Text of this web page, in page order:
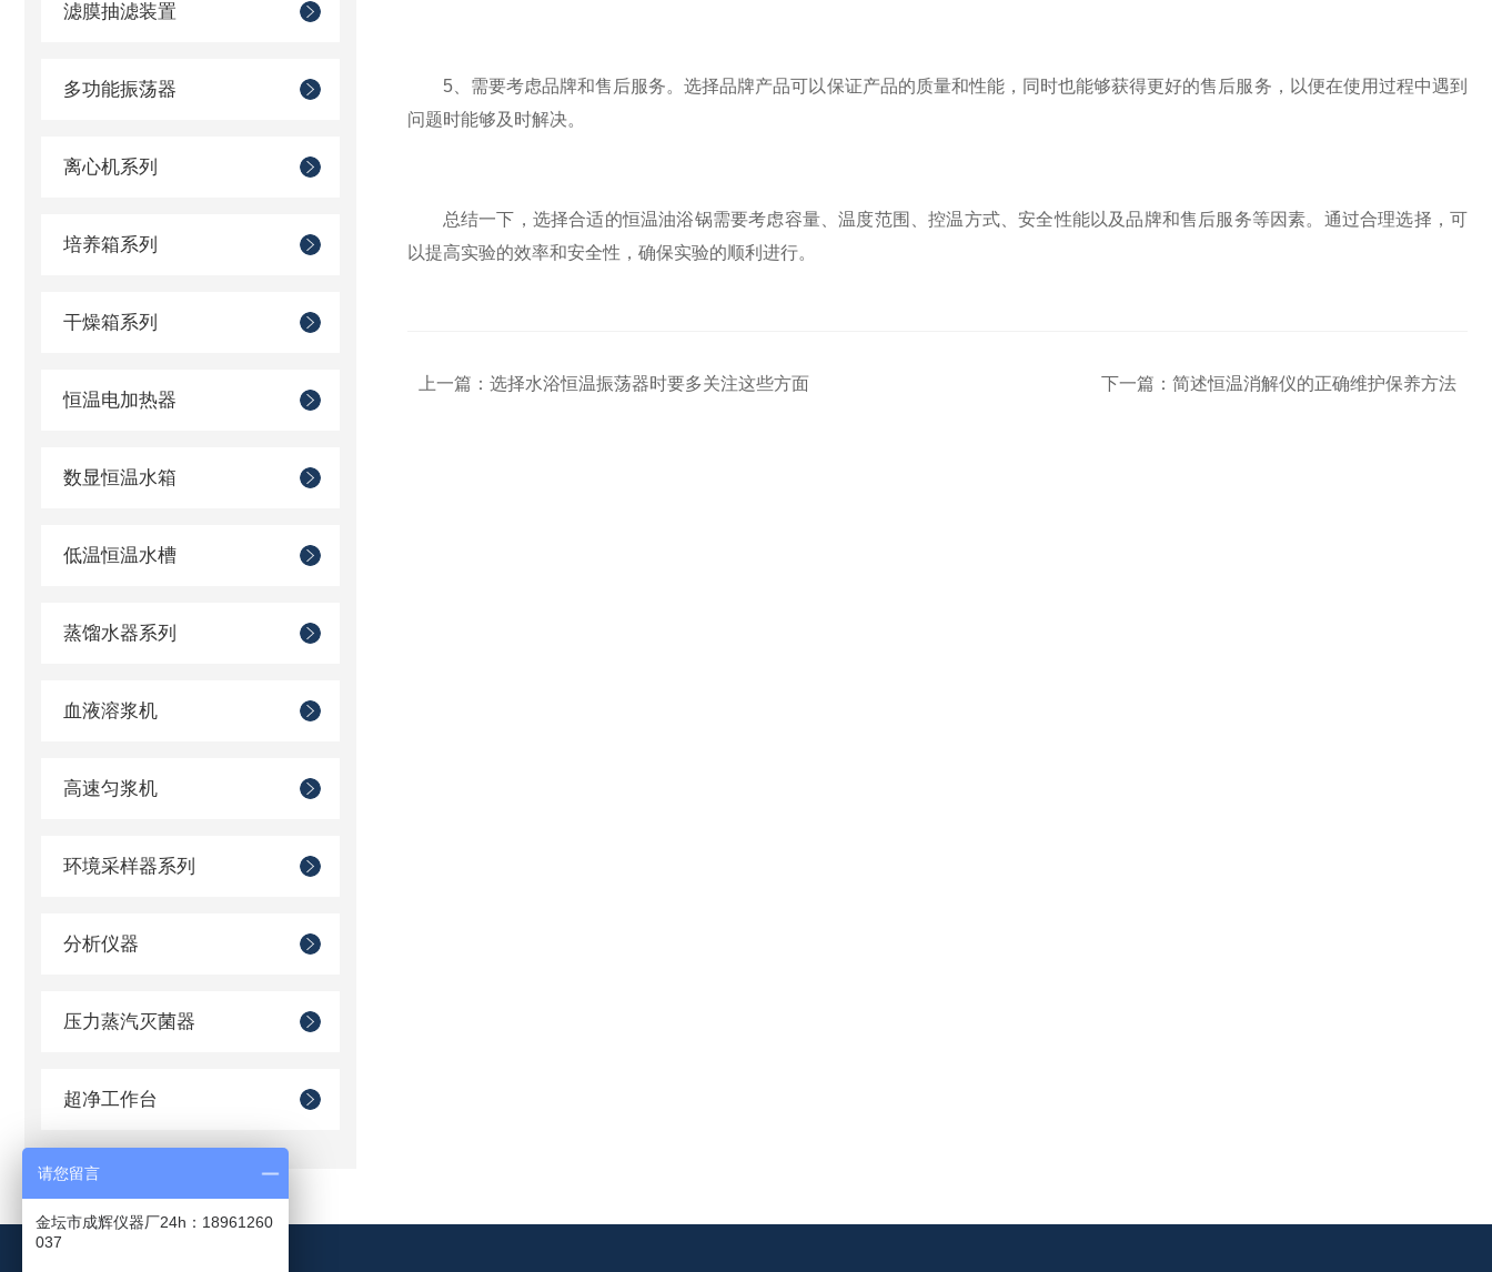
滤膜抽滤装置
多功能振荡器
离心机系列
培养箱系列
干燥箱系列
恒温电加热器
数显恒温水箱
低温恒温水槽
蒸馏水器系列
血液溶浆机
高速匀浆机
环境采样器系列
分析仪器
压力蒸汽灭菌器
超净工作台
5、需要考虑品牌和售后服务。选择品牌产品可以保证产品的质量和性能，同时也能够获得更好的售后服务，以便在使用过程中遇到
问题时能够及时解决。
总结一下，选择合适的恒温油浴锅需要考虑容量、温度范围、控温方式、安全性能以及品牌和售后服务等因素。通过合理选择，可
以提高实验的效率和安全性，确保实验的顺利进行。
上一篇： 选择水浴恒温振荡器时要多关注这些方面 下一篇： 简述恒温消解仪的正确维护保养方法
请您留言
金坛市成辉仪器厂24h：18961260
037